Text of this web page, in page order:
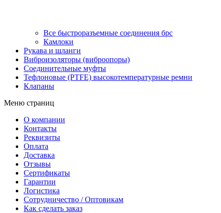
Все быстроразъемные соединения брс
Камлоки
Рукава и шланги
Виброизоляторы (виброопоры)
Соединительные муфты
Тефлоновые (PTFE) высокотемпературные ремни
Клапаны
Меню страниц
О компании
Контакты
Реквизиты
Оплата
Доставка
Отзывы
Сертификаты
Гарантии
Логистика
Сотрудничество / Оптовикам
Как сделать заказ